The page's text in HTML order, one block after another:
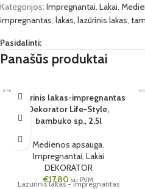
Kategorijos: Impregnantai Lakai
impregnantas lakas lazūrinis lakas
Pasidalinti:
Panašūs produktai
Lazurinis lakas-impregnantas
Dekorator Life-Style,
bambuko sp., 2,5l
Medienos apsauga
Impregnantai Lakai
DEKORATOR
€17,80 su PVM
Lazurinis lakas - impregnantas